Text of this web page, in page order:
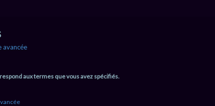
avancée
aux termes que vous avez spécifiés.